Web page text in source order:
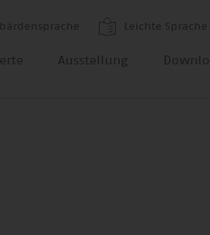
Leichte Sprache
Ausstellung